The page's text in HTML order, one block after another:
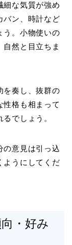
細な気質が強め
バン、時計など
う。小物使いの
然と目立ちま
を奏し、抜群の
性格も相まって
でしょう。
の意見は引っ込
ようにしてくだ
・好み